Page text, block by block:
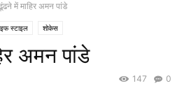
में माहिर अमन पांडे
स्टाइल शोकेस
अमन पांडे
0
147